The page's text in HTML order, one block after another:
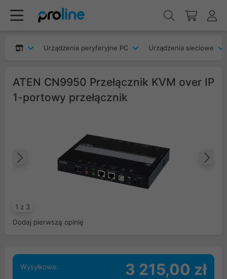
Urządzenia peryferyjne PC Urządzenia sieciowe
ATEN CN9950 Przełącznik KVM over IP
1-portowy przełącznik
1 z 3
Poprzedni
Dodaj pierwszą opinię
Wysyłkowa: 3 215,00 zł